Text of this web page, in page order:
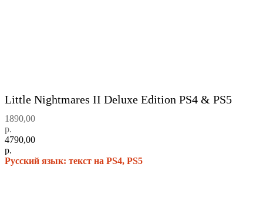
Little Nightmares II Deluxe Edition PS4 & PS5
1890,00
р.
4790,00
р.
Русский язык: текст на PS4, PS5